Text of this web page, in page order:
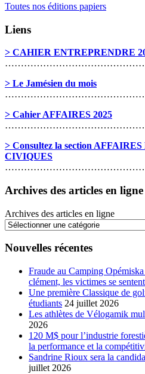
Toutes nos éditions papiers
Liens
> CAHIER ENTREPRENDRE
> Le Jamésien du mois
> Cahier AFFAIRES 2025
> Consultez la section
CIVIQUES
Archives des articles en ligne
Archives des articles en ligne
Nouvelles récentes
Fraude au Camping
clément, les victimes se
Une première Classique de
étudiants 24 juillet 2026
Les athlètes de Vélogamik
2026
120 M$ pour l’industrie
la performance et la
Sandrine Rioux sera la
juillet 2026